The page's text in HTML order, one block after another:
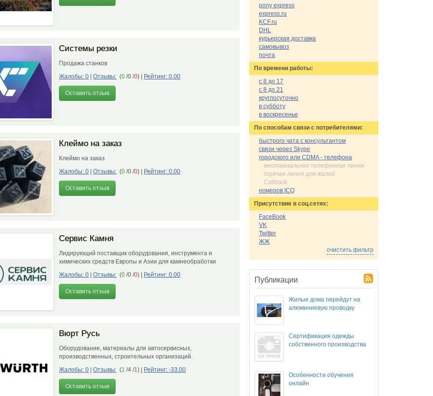
Системы резки
Продажа станков
Жалобы: 0
Отзывы: (0 /0 /0) Рейтинг: 0.00
Оставить отзыв
Клеймо на заказ
Клеймо на заказ
Жалобы: 0
Отзывы: (0 /0 /0) Рейтинг: 0.00
Оставить отзыв
Сервис Камня
Лидирующий поставщик оборудования, инструмента и
химических средств Европы и Азии для камнеобработки
Жалобы: 0
Отзывы: (0 /0 /0) Рейтинг: 0.00
Оставить отзыв
Вюрт Русь
Оборудование, материалы для автосервисных,
производственных, строительных организаций.
Жалобы: 0
Отзывы: (1 /4 /1) Рейтинг: -33.00
Оставить отзыв
pony express
express.ru
KCF.ru
DHL
курьерская доставка
самовывоз
почта
По времени работы:
с 8 до 17
с 8 до 21
круглосуточно
в субботу
в воскресенье
По cпособам связи с потребителями:
быстрого чата с консультантом
связи через Skype
городского или CDMA - телефона
многоканальная телефонная линия
горячая линия для жалоб
Callback
номеров ICQ
Присутствие в соц.сетях:
FaceBook
VK
Twitter
ЖЖ
очистить фильтр
Публикации
Жилые дома перейдут на
алюминиевую проводку
Сертификация одежды
собственного производства
Особенности обучения
онлайн